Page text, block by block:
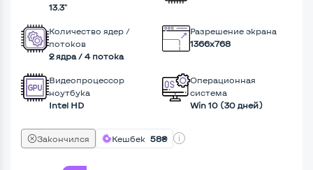
13.3"
Количество ядер /
потоков
2 ядра / 4 потока
Разрешение экрана
1366x768
Видеопроцессор
ноутбука
Intel HD
Операционная
система
Win 10 (30 дней)
Закончился Кешбек 58₴